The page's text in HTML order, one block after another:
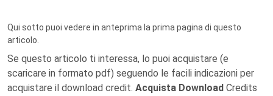
Qui sotto puoi vedere in anteprima la prima pagina di questo
articolo.
Se questo articolo ti interessa, lo puoi acquistare (e
scaricare in formato pdf) seguendo le facili indicazioni per
acquistare il download credit. Acquista Download Credits